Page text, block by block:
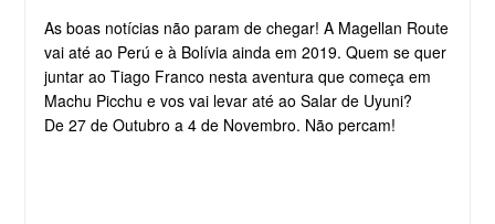
As boas notícias não param de chegar! A Magellan Route
vai até ao Perú e à Bolívia ainda em 2019. Quem se quer
juntar ao Tiago Franco nesta aventura que começa em
Machu Picchu e vos vai levar até ao Salar de Uyuni?
De 27 de Outubro a 4 de Novembro. Não percam!